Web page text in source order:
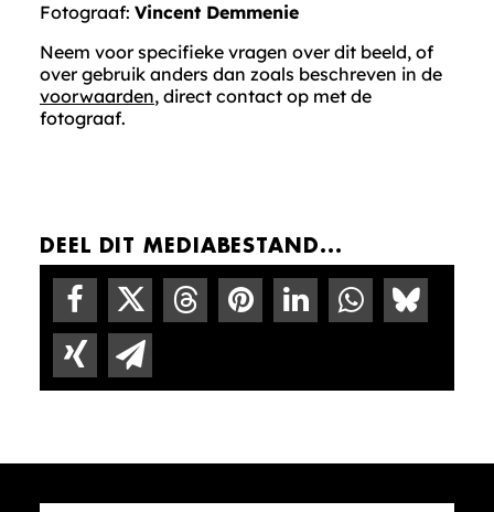
Fotograaf: Vincent Demmenie
Neem voor specifieke vragen over dit beeld, of
over gebruik anders dan zoals beschreven in de
voorwaarden, direct contact op met de
fotograaf.
DEEL DIT MEDIABESTAND...